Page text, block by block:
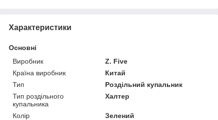
Характеристики
Основні
Виробник
Z. Five
Країна виробник
Китай
Тип
Роздільний купальник
Тип роздільного
купальника
Халтер
Колір
Зелений